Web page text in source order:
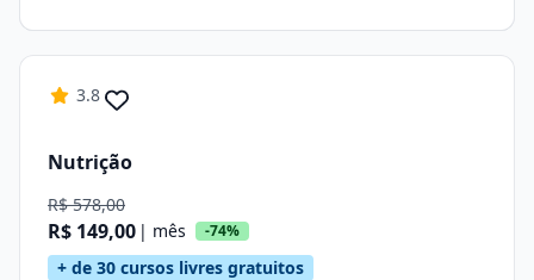
3.8
Nutrição
R$ 578,00
R$ 149,00 | mês -74%
+ de 30 cursos livres gratuitos